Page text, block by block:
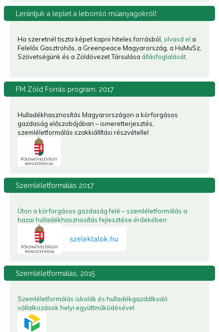
Lerántjuk a leplet a lebomló műanyagokról!
Ha szeretnél tiszta képet kapni hiteles forrásból, olvasd el a
Felelős Gasztrohős, a Greenpeace Magyarország, a HuMuSz,
Szövetségünk és a Zöldövezet Társulása állásfoglalását.
FM Zöld Forrás program, 2017
Hulladékhasznosítás Magyarországon a körforgásos
gazdaság előszobájában – ismeretterjesztés,
szemléletformálás szakkiállítási részvétellel
Szemléletformálás 2017
Úton a körforgásos gazdaság felé – szemléletformálás a
hazai hulladékhasznosítás fejlesztése érdekében
Szemléletformálás, 2015
Szemléletformálás iskolák és hulladékgazdálkodó
vállalkozások helyi együttműködésével